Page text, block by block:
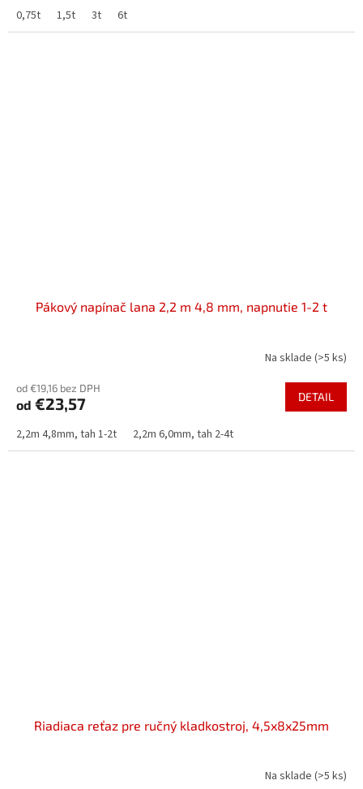
0,75t 1,5t 3t 6t
Pákový napínač lana 2,2 m 4,8 mm, napnutie 1-2 t
Na sklade (>5 ks)
od €19,16 bez DPH
od €23,57 DETAIL
2,2m 4,8mm, tah 1-2t 2,2m 6,0mm, tah 2-4t
Riadiaca reťaz pre ručný kladkostroj, 4,5x8x25mm
Na sklade (>5 ks)